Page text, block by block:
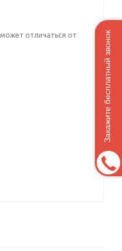
может отличаться от
Закажите бесплатный звонок